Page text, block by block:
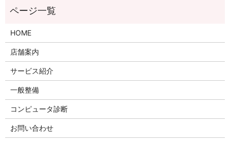
HOME
店舗案内
サービス紹介
一般整備
コンピュータ診断
お問い合わせ